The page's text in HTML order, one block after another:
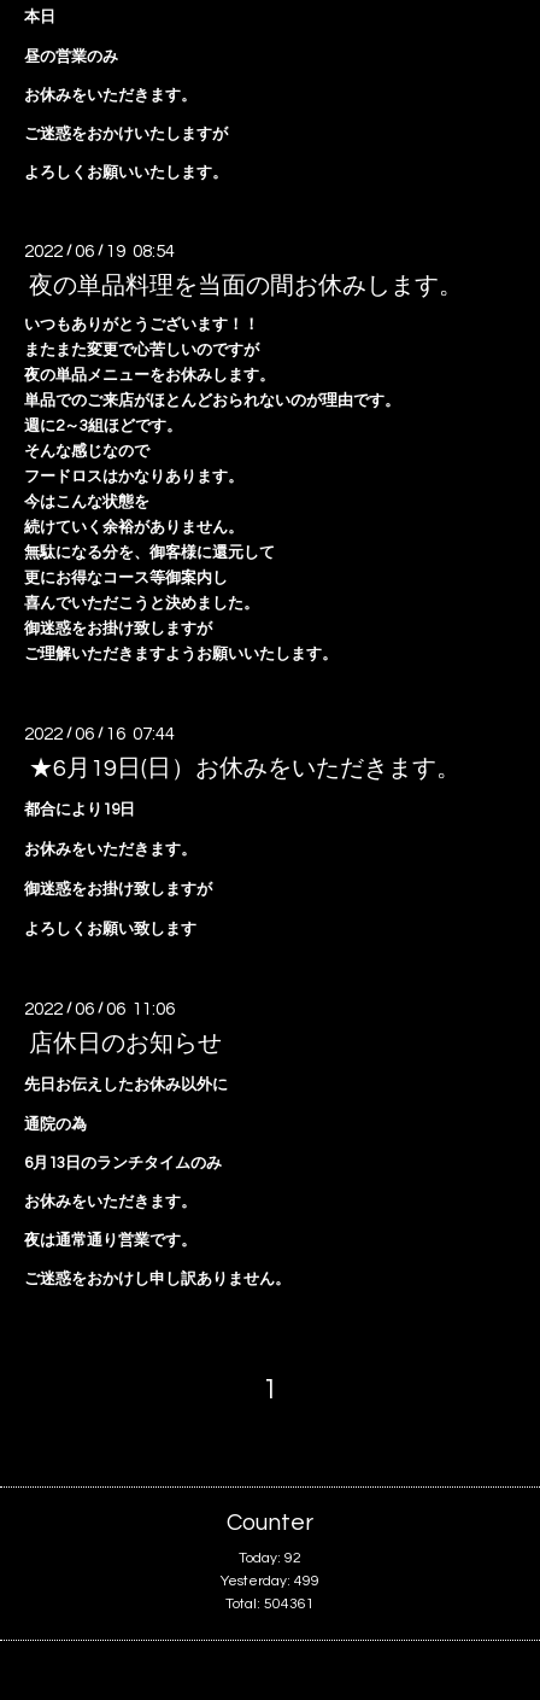
本日
昼の営業のみ
お休みをいただきます。
ご迷惑をおかけいたしますが
よろしくお願いいたします。
2022 /06 / 19 08:54
夜の単品料理を当面の間お休みします。
いつもありがとうございます！！
またまた変更で心苦しいのですが
夜の単品メニューをお休みします。
単品でのご来店がほとんどおられないのが理由です。
週に2～3組ほどです。
そんな感じなので
フードロスはかなりあります。
今はこんな状態を
続けていく余裕がありません。
無駄になる分を、御客様に還元して
更にお得なコース等御案内し
喜んでいただこうと決めました。
御迷惑をお掛け致しますが
ご理解いただきますようお願いいたします。
2022 /06 / 16 07:44
★6月19日(日）お休みをいただきます。
都合により19日
お休みをいただきます。
御迷惑をお掛け致しますが
よろしくお願い致します
2022 /06 /06 11:06
店休日のお知らせ
先日お伝えしたお休み以外に
通院の為
6月13日のランチタイムのみ
お休みをいただきます。
夜は通常通り営業です。
ご迷惑をおかけし申し訳ありません。
1
Counter
Today: 92
Yesterday: 499
Total: 504361